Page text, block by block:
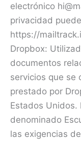
electrónico
privacidad
https://
Dropbox:
documentos
servicios que se
prestado por
Estados Unidos.
denominado
las exigencias